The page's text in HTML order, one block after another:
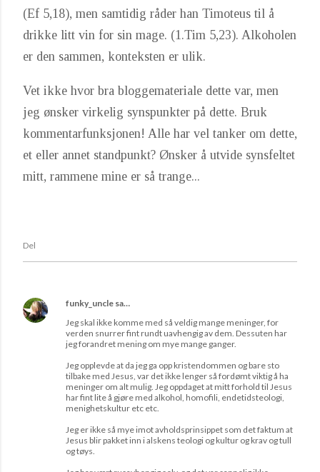
(Ef 5,18), men samtidig råder han Timoteus til å
drikke litt vin for sin mage. (1.Tim 5,23). Alkoholen
er den sammen, konteksten er ulik.
Vet ikke hvor bra bloggemateriale dette var, men
jeg ønsker virkelig synspunkter på dette. Bruk
kommentarfunksjonen! Alle har vel tanker om dette,
et eller annet standpunkt? Ønsker å utvide synsfeltet
mitt, rammene mine er så trange...
Del
funky_uncle sa…
Jeg skal ikke komme med så veldig mange meninger, for
verden snurrer fint rundt uavhengig av dem. Dessuten har
jeg forandret mening om mye mange ganger.
Jeg opplevde at da jeg ga opp kristendommen og bare sto
tilbake med Jesus, var det ikke lenger så fordømt viktig å ha
meninger om alt mulig. Jeg oppdaget at mitt forhold til Jesus
har fint lite å gjøre med alkohol, homofili, endetidsteologi,
menighetskultur etc etc.
Jeg er ikke så mye imot avholdsprinsippet som det faktum at
Jesus blir pakket inn i alskens teologi og kultur og krav og tull
og tøys.